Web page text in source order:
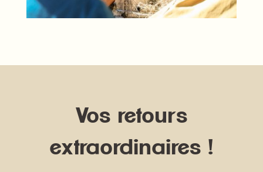
Vos retours
extraordinaires !